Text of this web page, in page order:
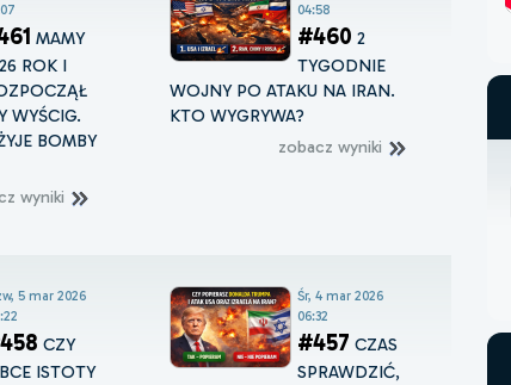
MAMY
ROK I
WYŚCIG.
BOMBY
wyniki
04:58
#460 2
TYGODNIE
WOJNY PO ATAKU NA IRAN.
KTO WYGRYWA?
zobacz wyniki
5 mar 2026
CZY
ISTOTY
Śr, 4 mar 2026
06:32
#457 CZAS
SPRAWDZIĆ,